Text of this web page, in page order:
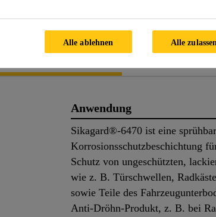
Applikation
Anwendung
Sikagard®-6470 ist eine
Korrosionsschutzbeschichtung
Schutz von ungeschützten,
wie z. B. Türschwellen,
sowie Teile des
Anti-Dröhn-Produkt, z. B. bei
Alle ablehnen Alle zulassen